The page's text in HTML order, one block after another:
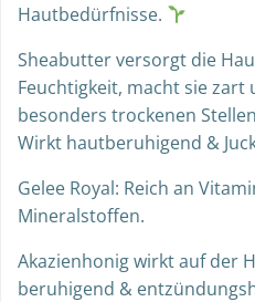
Hautbedürfnisse.
Sheabutter versorgt die
Feuchtigkeit, macht sie zart
besonders trockenen
Wirkt hautberuhigend &
Gelee Royal: Reich an
Mineralstoffen.
Akazienhonig wirkt auf der
beruhigend &